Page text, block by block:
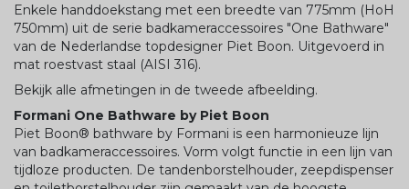
Enkele handdoekstang met een breedte van 775mm (HoH
750mm) uit de serie badkameraccessoires "One Bathware"
van de Nederlandse topdesigner Piet Boon. Uitgevoerd in
mat roestvast staal (AISI 316).
Bekijk alle afmetingen in de tweede afbeelding.
Formani One Bathware by Piet Boon
Piet Boon® bathware by Formani is een harmonieuze lijn
van badkameraccessoires. Vorm volgt functie in een lijn van
tijdloze producten. De tandenborstelhouder, zeepdispenser